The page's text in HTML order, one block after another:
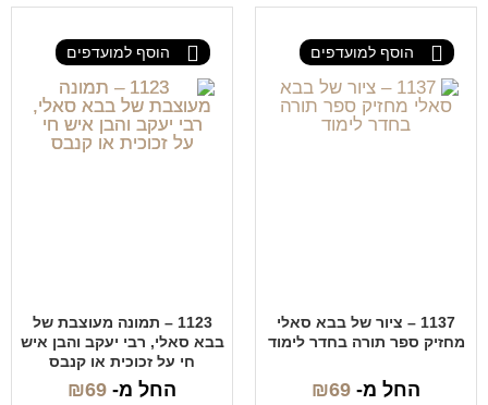
הוסף למועדפים
1137 – ציור של בבא סאלי
מחזיק ספר תורה בחדר לימוד
החל מ- ₪69
הוסף למועדפים
1123 – תמונה מעוצבת של
בבא סאלי, רבי יעקב והבן איש
חי על זכוכית או קנבס
החל מ- ₪69